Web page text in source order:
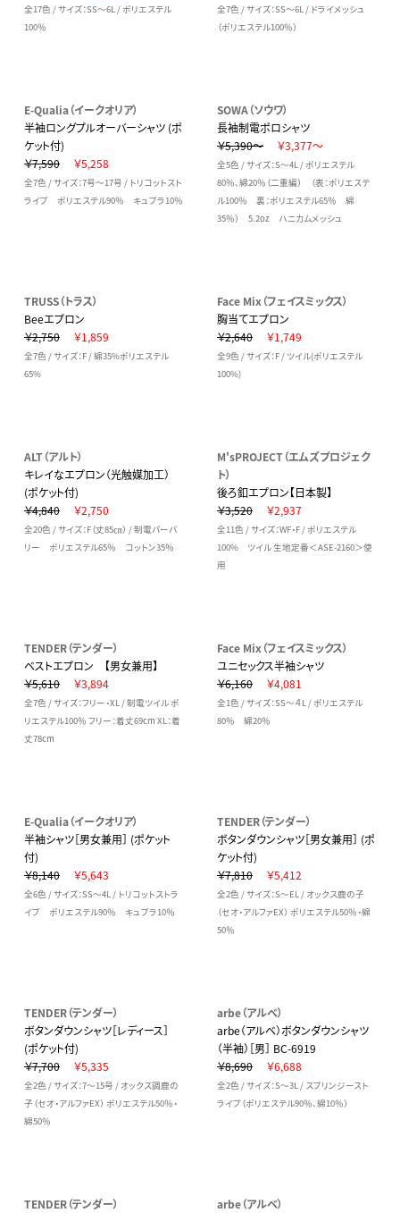
全17色 / サイズ：SS～6L / ポリエステル
100％
全7色 / サイズ：SS～6L / ドライメッシュ
（ポリエステル100％）
E-Qualia（イークオリア）
半袖ロングプルオーバーシャツ (ポ
ケット付)
￥7,590
￥5,258
全7色 / サイズ：7号～17号 / トリコットスト
ライプ ポリエステル90％ キュプラ10％
SOWA（ソウワ）
長袖制電ポロシャツ
￥5,390～
￥3,377～
全5色 / サイズ：S～4L / ポリエステル
80％、綿20％（二重編） （表：ポリエステ
ル100％ 裏：ポリエステル65％ 綿
35％） 5.2oz ハニカムメッシュ
TRUSS（トラス）
Beeエプロン
￥2,750
￥1,859
全7色 / サイズ：F / 綿35%ポリエステル
65%
Face Mix（フェイスミックス）
胸当てエプロン
￥2,640
￥1,749
全9色 / サイズ：F / ツイル(ポリエステル
100%)
ALT（アルト）
キレイなエプロン（光触媒加工）
(ポケット付)
￥4,840
￥2,750
全20色 / サイズ：F（丈85㎝） / 制電バーバ
リー ポリエステル65％ コットン35％
M'sPROJECT（エムズプロジェク
ト）
後ろ釦エプロン【日本製】
￥3,520
￥2,937
全11色 / サイズ：WF・F / ポリエステル
100% ツイル 生地定番＜ASE-2160＞使
用
TENDER（テンダー）
ベストエプロン 【男女兼用】
￥5,610
￥3,894
全7色 / サイズ：フリー・XL / 制電ツイル ポ
リエステル100％ フリー：着丈69cm XL：着
丈78cm
Face Mix（フェイスミックス）
ユニセックス半袖シャツ
￥6,160
￥4,081
全1色 / サイズ：SS～４L / ポリエステル
80％ 綿20％
E-Qualia（イークオリア）
半袖シャツ［男女兼用］ (ポケット
付)
￥8,140
￥5,643
全6色 / サイズ：SS～4L / トリコットストラ
イプ ポリエステル90％ キュプラ10％
TENDER（テンダー）
ボタンダウンシャツ［男女兼用］ (ポ
ケット付)
￥7,810
￥5,412
全2色 / サイズ：S～EL / オックス鹿の子
（セオ・アルファEX） ポリエステル50％・綿
50％
TENDER（テンダー）
ボタンダウンシャツ［レディース］
(ポケット付)
￥7,700
￥5,335
全2色 / サイズ：7～15号 / オックス調鹿の
子（セオ・アルファEX） ポリエステル50％・
綿50％
arbe（アルベ）
arbe（アルベ）ボタンダウンシャツ
（半袖）［男］ BC-6919
￥8,690
￥6,688
全2色 / サイズ：S～3L / スプリンジースト
ライプ（ポリエステル90％、綿10％）
TENDER（テンダー）
arbe（アルベ）